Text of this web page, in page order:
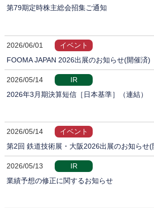
第79期定時株主総会招集ご通知
2026/06/01
イベント
FOOMA JAPAN 2026出展のお知らせ(開催済)
2026/05/14
IR
2026年3月期決算短信［日本基準］（連結）
2026/05/14
イベント
第2回 鉄道技術展・大阪2026出展のお知らせ(
2026/05/13
IR
業績予想の修正に関するお知らせ